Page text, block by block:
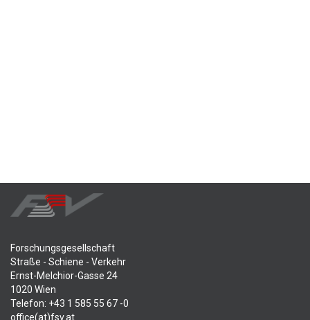
Forschungsgesellschaft
Straße - Schiene - Verkehr
Ernst-Melchior-Gasse 24
1020 Wien
Telefon: +43 1 585 55 67 -0
office(at)fsv.at